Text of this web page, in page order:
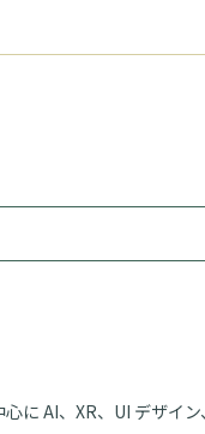
AI、XR、UI デザイ